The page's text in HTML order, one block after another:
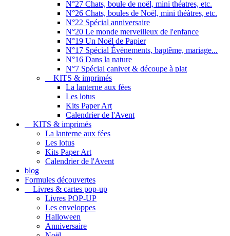
N°27 Chats, boule de noël, mini théatres, etc.
N°26 Chats, boules de Noël, mini théàtres, etc.
N°22 Spécial anniversaire
N°20 Le monde merveilleux de l'enfance
N°19 Un Noël de Papier
N°17 Spécial Évènements, baptême, mariage...
N°16 Dans la nature
N°7 Spécial canivet & découpe à plat
KITS & imprimés
La lanterne aux fées
Les lotus
Kits Paper Art
Calendrier de l'Avent
KITS & imprimés
La lanterne aux fées
Les lotus
Kits Paper Art
Calendrier de l'Avent
blog
Formules découvertes
Livres & cartes pop-up
Livres POP-UP
Les enveloppes
Halloween
Anniversaire